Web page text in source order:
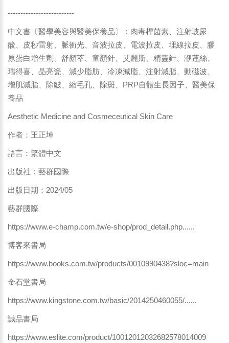
--------------------------
中文書〔醫學美容與醫美保養品〕：肉毒桿菌素、注射玻尿
酸、皮秒雷射、脈衝光、音波拉皮、電波拉皮、埋線拉皮、膠
原蛋白增生劑、舒顏萃、童顏針、艾麗斯、精靈針、洢蓮絲、
瑞得喜、晶亮瓷、減少脂肪、冷凍減脂、注射減脂、動磁波、
增肌減脂、除皺、縮毛孔、除斑、PRP自體生長因子、醫美保
養品
Aesthetic Medicine and Cosmeceutical Skin Care
作者：王正坤
語言：繁體中文
出版社：藝群國際
出版日期：2024/05
藝群國際
https://www.e-champ.com.tw/e-shop/prod_detail.php......
博客來書局
https://www.books.com.tw/products/0010990438?sloc=main
金石堂書局
https://www.kingstone.com.tw/basic/2014250460055/......
誠品書局
https://www.eslite.com/product/10012012032682578014009